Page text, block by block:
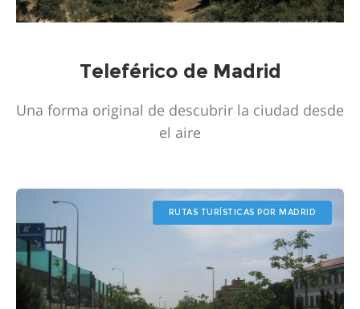
Teleférico de Madrid
Una forma original de descubrir la ciudad desde
el aire
RUTAS TURÍSTICAS POR MADRID